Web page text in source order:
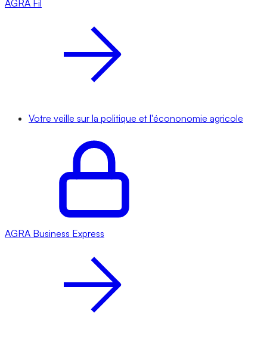
AGRA Fil
Votre veille sur la politique et l'écononomie agricole
AGRA Business Express